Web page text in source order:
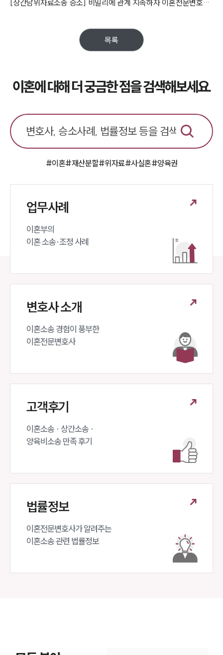
업무
전체
이혼전문변호사
소식/자료
공지사항
대륜법률상담예약
[상간남위자료소송 승소] 비밀리에 관계 지속하자 이혼전문변호사와 4,000만 원 및 지연손해금 청구
목록
이혼에 대해 더 궁금한 점을 검색해보세요.
#이혼#재산분할#위자료#사실혼#양육권
업무사례
이혼부의
이혼 소송·조정 사례
변호사 소개
이혼소송 경험이 풍부한
이혼전문변호사
고객후기
이혼소송 · 상간소송 ·
양육비소송 만족 후기
법률정보
이혼전문변호사가 알려주는
이혼소송 관련 법률정보